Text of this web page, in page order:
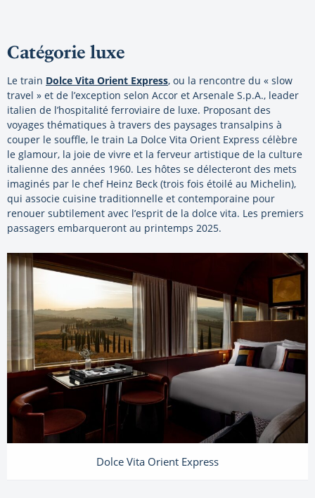
Catégorie luxe
Le train Dolce Vita Orient Express, ou la rencontre du « slow
travel » et de l’exception selon Accor et Arsenale S.p.A., leader
italien de l’hospitalité ferroviaire de luxe. Proposant des
voyages thématiques à travers des paysages transalpins à
couper le souffle, le train La Dolce Vita Orient Express célèbre
le glamour, la joie de vivre et la ferveur artistique de la culture
italienne des années 1960. Les hôtes se délecteront des mets
imaginés par le chef Heinz Beck (trois fois étoilé au Michelin),
qui associe cuisine traditionnelle et contemporaine pour
renouer subtilement avec l’esprit de la dolce vita. Les premiers
passagers embarqueront au printemps 2025.
Dolce Vita Orient Express